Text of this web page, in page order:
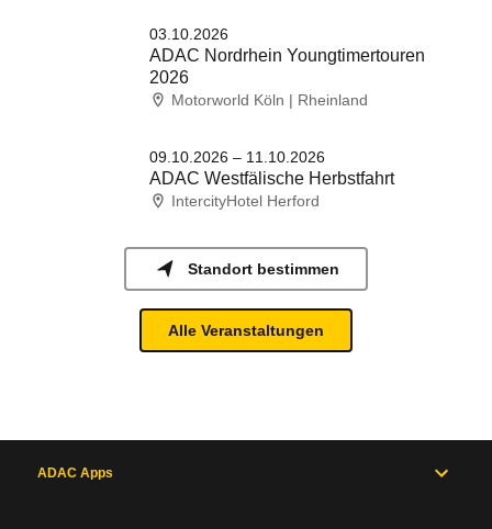
03.10.2026
Motorworld Köln | Rheinland
ADAC Nordrhein Youngtimertouren
2026
09.10.2026 – 11.10.2026
IntercityHotel Herford
ADAC Westfälische Herbstfahrt
Standort bestimmen
Alle Veranstaltungen
ADAC Apps